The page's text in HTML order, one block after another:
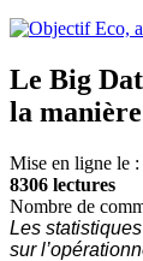
Le Big
la
Mise en ligne le :
8306 lectures
Nombre de
Les
sur